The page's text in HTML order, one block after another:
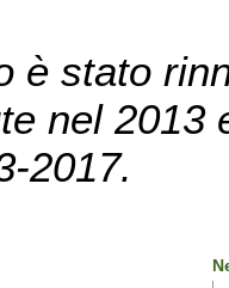
è stato
nel 2013
2017.